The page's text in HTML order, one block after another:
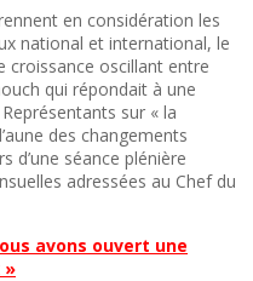
en considération les
national et international, le
croissance oscillant entre
qui répondait à une
sur « la
des changements
d’une séance plénière
adressées au Chef du
avons ouvert une
»